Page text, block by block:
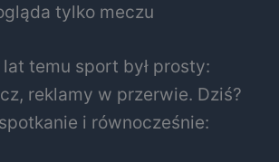
tylko meczu
temu sport był prosty:
reklamy w przerwie. Dziś?
i równocześnie: